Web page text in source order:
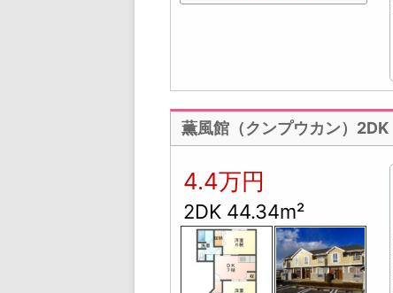
薫風館（クンプウカン）2DK
4.4万円
2DK 44.34m²